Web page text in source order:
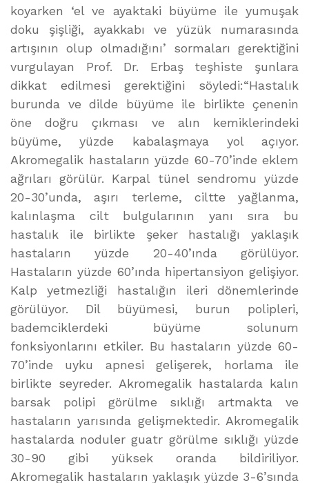
koyarken ‘el ve ayaktaki büyüme ile yumuşak
doku şişliği, ayakkabı ve yüzük numarasında
artışının olup olmadığını’ sormaları gerektiğini
vurgulayan Prof. Dr. Erbaş teşhiste şunlara
dikkat edilmesi gerektiğini söyledi:“Hastalık
burunda ve dilde büyüme ile birlikte çenenin
öne doğru çıkması ve alın kemiklerindeki
büyüme, yüzde kabalaşmaya yol açıyor.
Akromegalik hastaların yüzde 60-70’inde eklem
ağrıları görülür. Karpal tünel sendromu yüzde
20-30’unda, aşırı terleme, ciltte yağlanma,
kalınlaşma cilt bulgularının yanı sıra bu
hastalık ile birlikte şeker hastalığı yaklaşık
hastaların yüzde 20-40’ında görülüyor.
Hastaların yüzde 60’ında hipertansiyon gelişiyor.
Kalp yetmezliği hastalığın ileri dönemlerinde
görülüyor. Dil büyümesi, burun polipleri,
bademciklerdeki büyüme solunum
fonksiyonlarını etkiler. Bu hastaların yüzde 60-
70’inde uyku apnesi gelişerek, horlama ile
birlikte seyreder. Akromegalik hastalarda kalın
barsak polipi görülme sıklığı artmakta ve
hastaların yarısında gelişmektedir. Akromegalik
hastalarda noduler guatr görülme sıklığı yüzde
30-90 gibi yüksek oranda bildiriliyor.
Akromegalik hastaların yaklaşık yüzde 3-6’sında